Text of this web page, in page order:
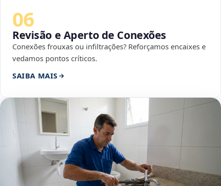
06
Revisão e Aperto de Conexões
Conexões frouxas ou infiltrações? Reforçamos encaixes e
vedamos pontos críticos.
SAIBA MAIS